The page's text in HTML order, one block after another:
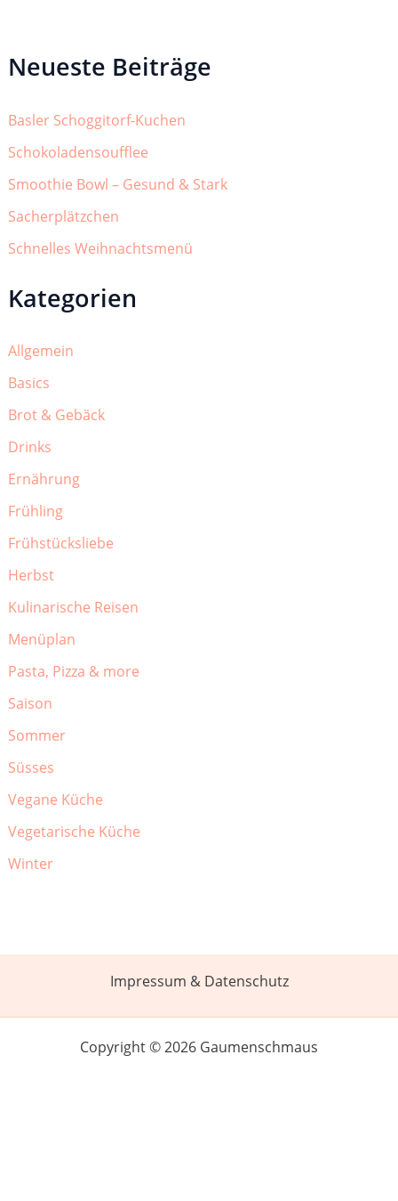
Neueste Beiträge
Basler Schoggitorf-Kuchen
Schokoladensoufflee
Smoothie Bowl – Gesund & Stark
Sacherplätzchen
Schnelles Weihnachtsmenü
Kategorien
Allgemein
Basics
Brot & Gebäck
Drinks
Ernährung
Frühling
Frühstücksliebe
Herbst
Kulinarische Reisen
Menüplan
Pasta, Pizza & more
Saison
Sommer
Süsses
Vegane Küche
Vegetarische Küche
Winter
Impressum & Datenschutz
Copyright © 2026 Gaumenschmaus